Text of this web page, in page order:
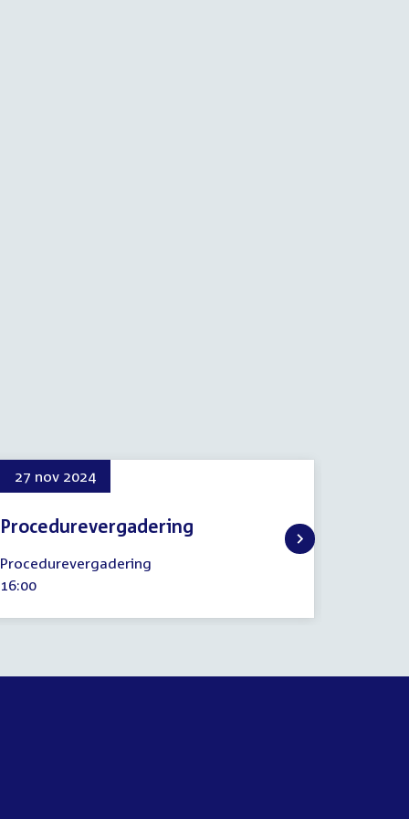
27 nov 2024
Procedurevergadering
november
2024
Procedurevergadering
Tijd
16:00